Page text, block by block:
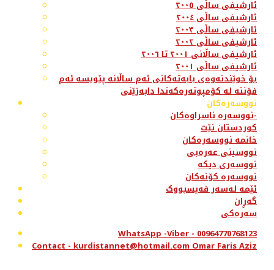
ئارشیفی ساڵی ٢٠٠٥
ئارشیفی ساڵی ٢٠٠٤
ئارشیفی ساڵی ٢٠٠٣
ئارشیفی ساڵی ٢٠٠٢
ئارشیفی ساڵانی ٢٠٠١ تا ٢٠٠٦
ئارشیفی ساڵی ٢٠٠١
بۆ خوێندنەوەی بابەتەکانی ئەم ساڵانە پێویسە ئەم
فۆنتە لە کۆمپوتەرەکەتدا دابەزێنی
نووسەرەکان
نووسەرە ناسراوەکان-
کوردستان نێت
خانمە نووسەرەکان
نووسینی عەرەبی
نووسەری دیکە
نووسەرە کۆنەکان
ئێمە لەسەر فەیسبووک
گەڕان
سەرەکی
WhatsApp -Viber - 00964770768123
Contact - kurdistannet@hotmail.com Omar Faris Aziz